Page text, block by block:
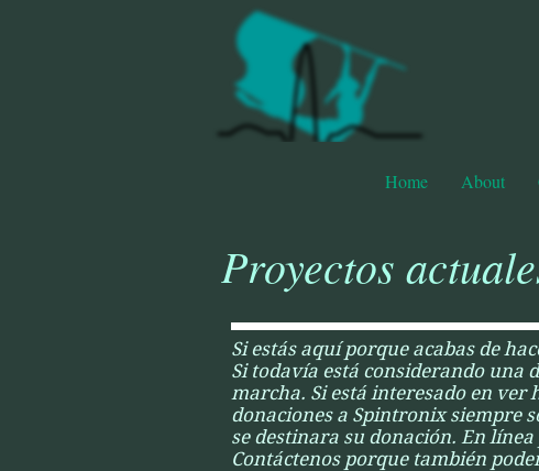
Home About
Proyectos
Si estás aquí porque acabas de
Si todavía está considerando una
marcha. Si está interesado en ver
donaciones a Spintronix siempre
se destinara su donación. En
Contáctenos porque también